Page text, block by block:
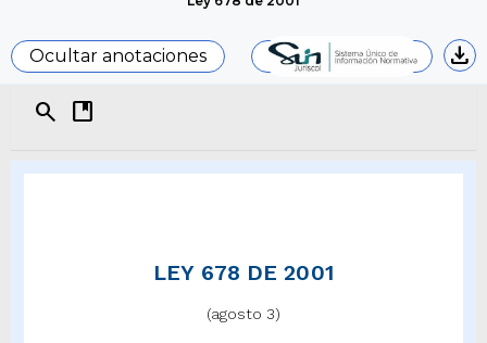
Ocultar anotaciones
download
search developer_guide
LEY 678 DE 2001
(agosto 3)